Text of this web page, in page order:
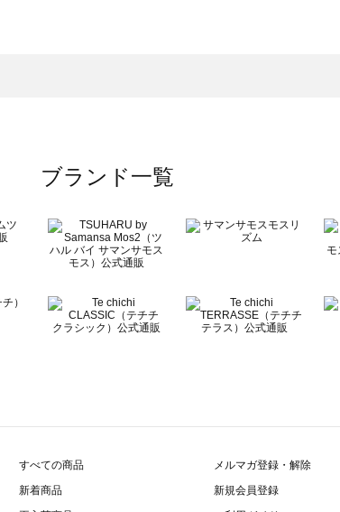
ブランド一覧
すべての商品
新着商品
メルマガ登録・解除
新規会員登録